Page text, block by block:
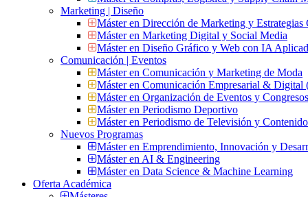
Marketing | Diseño
Máster en Dirección de Marketing y Estrategias
Máster en Marketing Digital y Social Media
Máster en Diseño Gráfico y Web con IA
Comunicación | Eventos
Máster en Comunicación y Marketing de Moda
Máster en Comunicación Empresarial &
Máster en Organización de Eventos y
Máster en Periodismo Deportivo
Máster en Periodismo de Televisión y
Nuevos Programas
Máster en Emprendimiento, Innovación y
Máster en AI & Engineering
Máster en Data Science & Machine Learning
Oferta Académica